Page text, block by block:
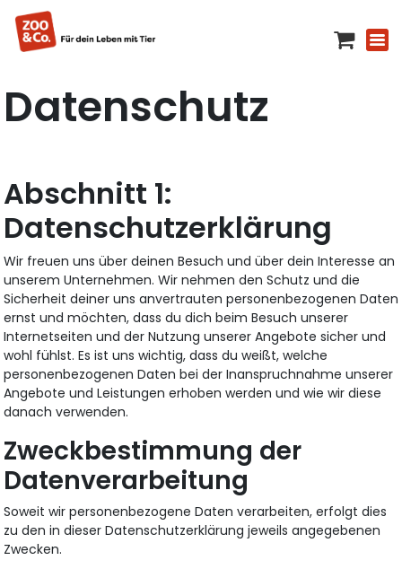
Datenschutz
Datenschutzerklärung
Wir freuen uns über deinen Besuch und über dein Interesse an
unserem Unternehmen. Wir nehmen den Schutz und die
Sicherheit deiner uns anvertrauten personenbezogenen Daten
ernst und möchten, dass du dich beim Besuch unserer
Internetseiten und der Nutzung unserer Angebote sicher und
wohl fühlst. Es ist uns wichtig, dass du weißt, welche
personenbezogenen Daten bei der Inanspruchnahme unserer
Angebote und Leistungen erhoben werden und wie wir diese
danach verwenden.
Zweckbestimmung der
Datenverarbeitung
Soweit wir personenbezogene Daten verarbeiten, erfolgt dies
zu den in dieser Datenschutzerklärung jeweils angegebenen
Zwecken.